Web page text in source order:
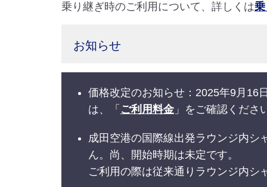
乗り継ぎ時のご利用について、詳しくは
お知らせ
価格改定のお知らせ：2025年9月16
は、「 ご利用料金 」をご確認くださ
成田空港の国際線出発ラウンジ内シ
ん。尚、開始時期は未定です。
ご利用の際は従来通りラウンジ内シ